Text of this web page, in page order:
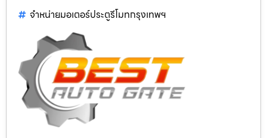
จำหน่ายมอเตอร์ประตูรีโมทกรุงเทพฯ